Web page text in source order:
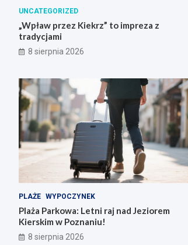
UNCATEGORIZED
„Wpław przez Kiekrz” to impreza z
tradycjami
8 sierpnia 2026
PLAŻE WYPOCZYNEK
Plaża Parkowa: Letni raj nad Jeziorem
Kierskim w Poznaniu!
8 sierpnia 2026